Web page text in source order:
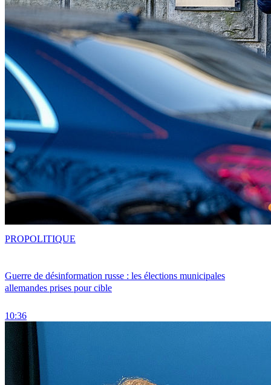
Guerre de désinformation russe : les élections municipales
allemandes prises pour cible
10:36
PROPOLITIQUE